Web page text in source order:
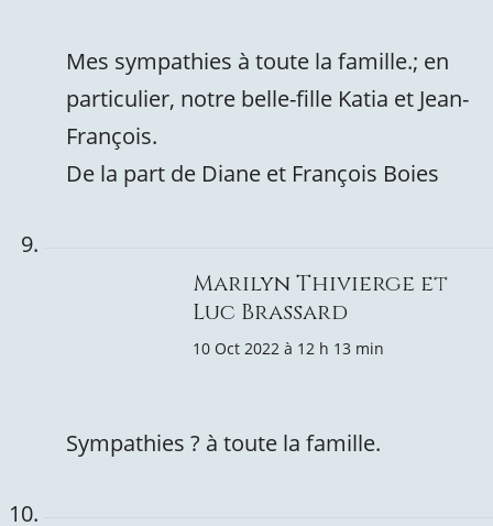
Mes sympathies à toute la famille.; en
particulier, notre belle-fille Katia et Jean-
François.
De la part de Diane et François Boies
Marilyn Thivierge et
Luc Brassard
10 Oct 2022 à 12 h 13 min
Sympathies ? à toute la famille.